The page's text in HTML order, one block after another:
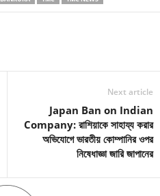
Next article
Japan Ban on Indian
Company: রাশিয়াকে সাহায্য করার
অভিযোগে ভারতীয় কোম্পানির ওপর
নিষেধাজ্ঞা জারি জাপানের